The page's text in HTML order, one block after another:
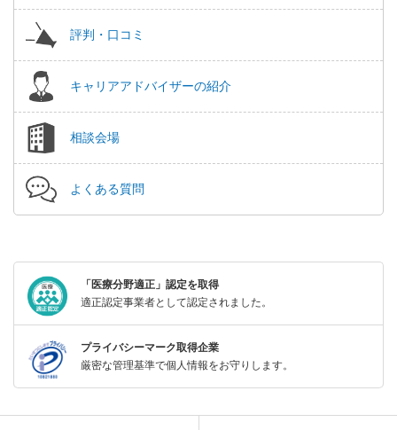
評判・口コミ
キャリアアドバイザーの紹介
相談会場
よくある質問
「医療分野適正」認定を取得
適正認定事業者として認定されました。
プライバシーマーク取得企業
厳密な管理基準で個人情報をお守りします。